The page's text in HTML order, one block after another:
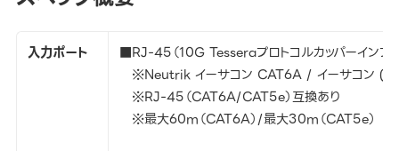
入力ポート
■RJ-45（10G Tesseraプロトコルカッパーインプ
※Neutrik イーサコン CAT6A / イーサコン
※RJ-45（CAT6A/CAT5e）互換あり
※最大60m（CAT6A）/最大30m（CAT5e）